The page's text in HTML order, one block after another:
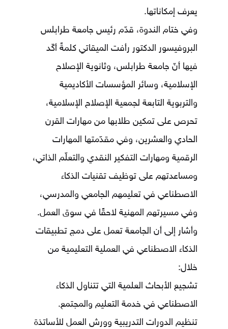
يعرف إمكاناتها.
وفي ختام الندوة، قدّم رئيس جامعة طرابلس
البروفيسور الدكتور رأفت الميقاتي كلمةً أكّد
فيها أنّ جامعة طرابلس، وثانوية الإصلاح
الإسلامية، وسائر المؤسسات الأكاديمية
والتربوية التابعة لجمعية الإصلاح الإسلامية،
تحرص على تمكين طلابها من مهارات القرن
الحادي والعشرين، وفي مقدّمتها المهارات
الرقمية ومهارات التفكير النقدي والتعلّم الذاتي،
ومساعدتهم على توظيف تقنيات الذكاء
الاصطناعي في تعليمهم الجامعي والمدرسي،
وفي مسيرتهم المهنية لاحقًا في سوق العمل.
وأشار إلى أن الجامعة تعمل على دمج تطبيقات
الذكاء الاصطناعي في العملية التعليمية من
خلال:
تشجيع الأبحاث العلمية التي تتناول الذكاء
الاصطناعي في خدمة التعليم والمجتمع.
تنظيم الدورات التدريبية وورش العمل للأساتذة